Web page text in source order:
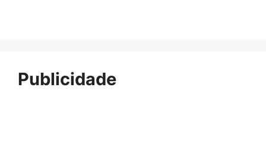
Publicidade